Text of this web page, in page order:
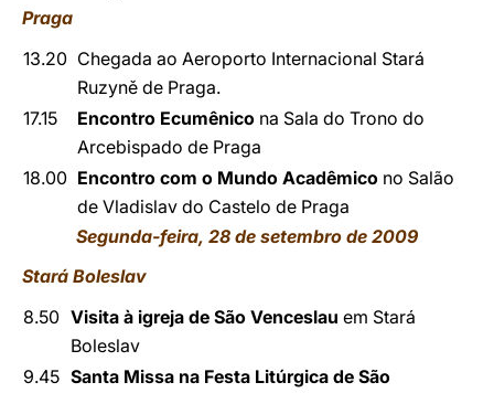
Praga
13.20 Chegada ao Aeroporto Internacional Stará
Ruzyně de Praga.
17.15
Encontro Ecumênico na Sala do Trono do
Arcebispado de Praga
18.00 Encontro com o Mundo Acadêmico no Salão
de Vladislav do Castelo de Praga
Segunda-feira, 28 de setembro de 2009
Stará Boleslav
8.50 Visita à igreja de São Venceslau em Stará
Boleslav
9.45 Santa Missa na Festa Litúrgica de São